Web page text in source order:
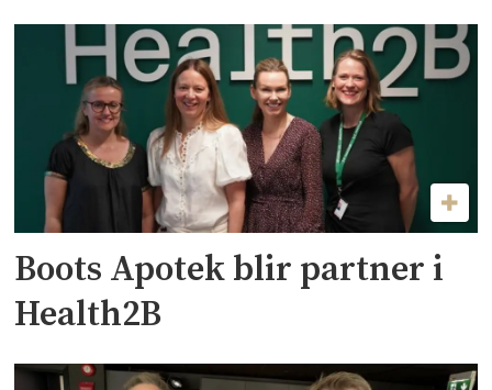
Boots Apotek blir partner i
Health2B